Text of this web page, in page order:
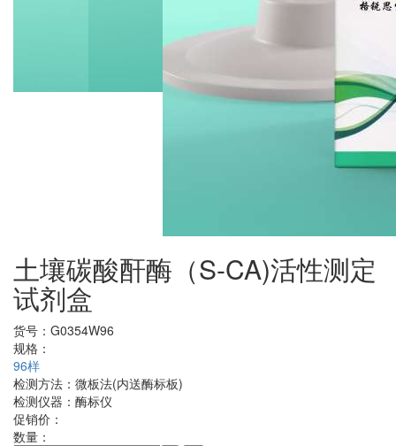
土壤碳酸酐酶（S-CA)活性测定
试剂盒
货号： G0354W96
规格：
96样
检测方法： 微板法(内送酶标板)
检测仪器： 酶标仪
促销价：
数量：